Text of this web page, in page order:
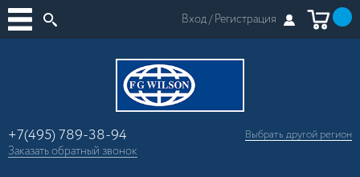
Вход /Регистрация
+7(495) 789-38-94
Заказатьобратный звонок
Выбрать другой регион